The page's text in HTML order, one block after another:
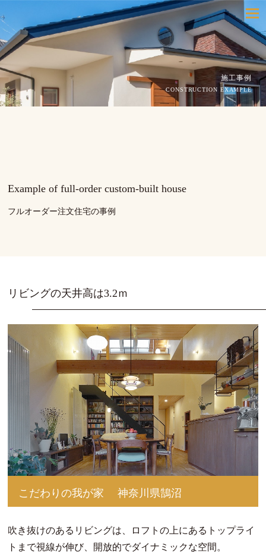
toggle
navigation
施工事例
CONSTRUCTION EXAMPLE
Example of full-order custom-built house
フルオーダー注文住宅の事例
リビングの天井高は3.2ｍ
吹き抜けのあるリビングは、ロフトの上にあるトップライ
トまで視線が伸び、開放的でダイナミックな空間。
こだわりの我が家 神奈川県鵠沼